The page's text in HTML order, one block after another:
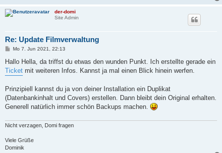
der-domi
Site Admin
Re: Update Filmverwaltung
B
i
r
Mo 7. Jun 2021, 22:13
Hallo Hella, da triffst du etwas den wunden Punkt. Ich erstellte gerade ein
Ticket mit weiteren Infos. Kannst ja mal einen Blick hinein werfen.
Prinzipiell kannst du ja von deiner Installation ein Duplikat
(Datenbankinhalt und Covers) erstellen. Dann bleibt dein Original erhalten.
Generell natürlich immer schön Backups machen.
Nicht verzagen, Domi fragen
Viele Grüße
Dominik